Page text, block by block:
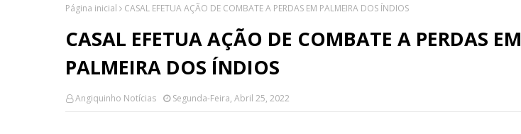
Página inicial CASAL EFETUA AÇÃO DE COMBATE A PERDAS EM PALMEIRA DOS ÍNDIOS
CASAL EFETUA AÇÃO DE COMBATE A PERDAS EM
PALMEIRA DOS ÍNDIOS
Angiquinho Notícias Segunda-Feira, Abril 25, 2022